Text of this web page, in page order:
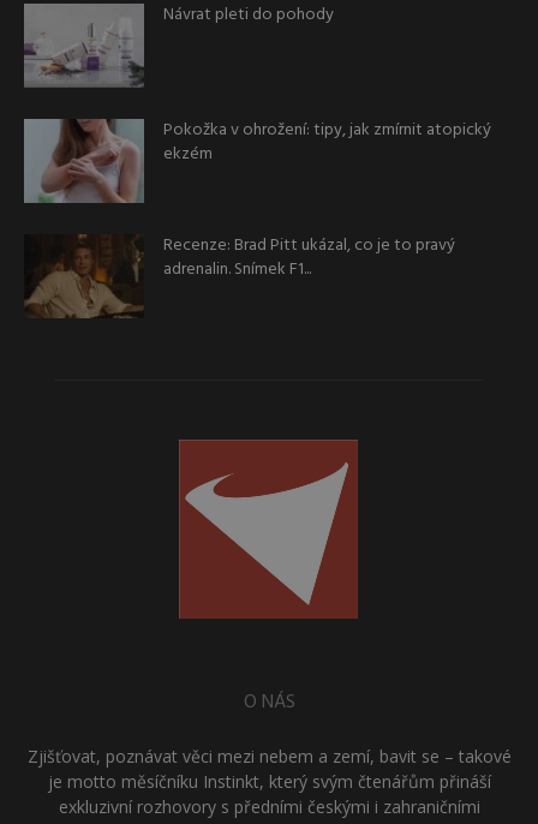
Návrat pleti do pohody
Pokožka v ohrožení: tipy, jak zmírnit atopický
ekzém
Recenze: Brad Pitt ukázal, co je to pravý
adrenalin. Snímek F1...
O NÁS
Zjišťovat, poznávat věci mezi nebem a zemí, bavit se – takové
je motto měsíčníku Instinkt, který svým čtenářům přináší
exkluzivní rozhovory s předními českými i zahraničními